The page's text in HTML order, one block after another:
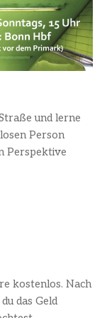
und lerne
Person
Perspektive
kostenlos. Nach
das Geld